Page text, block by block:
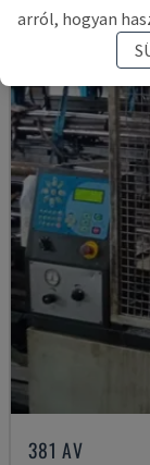
381 AV
arról, hogyan